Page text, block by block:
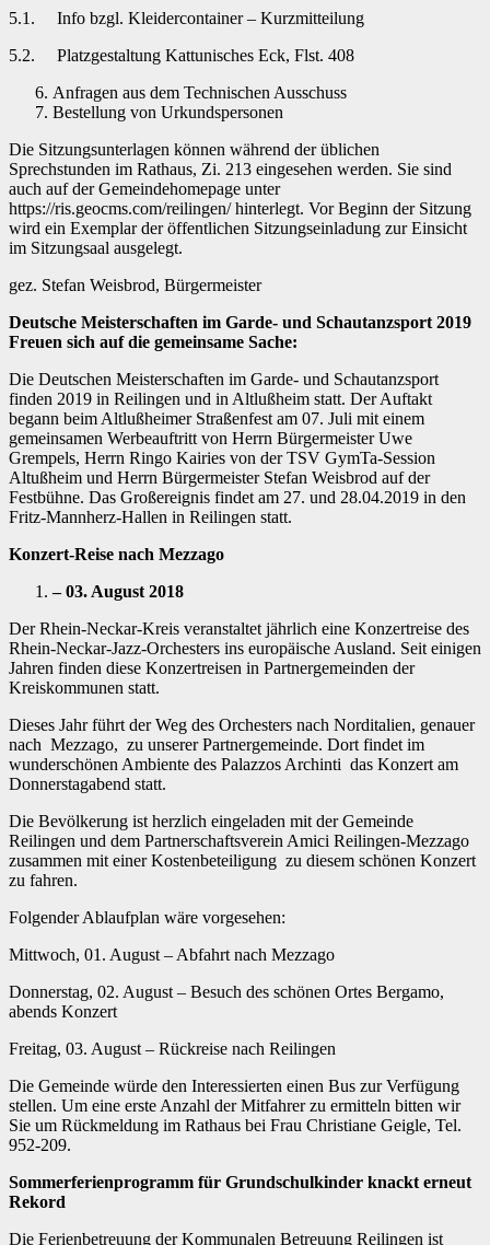
5.1. Info bzgl. Kleidercontainer – Kurzmitteilung
5.2. Platzgestaltung Kattunisches Eck, Flst. 408
Anfragen aus dem Technischen Ausschuss
Bestellung von Urkundspersonen
Die Sitzungsunterlagen können während der üblichen
Sprechstunden im Rathaus, Zi. 213 eingesehen werden. Sie sind
auch auf der Gemeindehomepage unter
https://ris.geocms.com/reilingen/ hinterlegt. Vor Beginn der Sitzung
wird ein Exemplar der öffentlichen Sitzungseinladung zur Einsicht
im Sitzungsaal ausgelegt.
gez. Stefan Weisbrod, Bürgermeister
Deutsche Meisterschaften im Garde- und Schautanzsport 2019
Freuen sich auf die gemeinsame Sache:
Die Deutschen Meisterschaften im Garde- und Schautanzsport
finden 2019 in Reilingen und in Altlußheim statt. Der Auftakt
begann beim Altlußheimer Straßenfest am 07. Juli mit einem
gemeinsamen Werbeauftritt von Herrn Bürgermeister Uwe
Grempels, Herrn Ringo Kairies von der TSV GymTa-Session
Altußheim und Herrn Bürgermeister Stefan Weisbrod auf der
Festbühne. Das Großereignis findet am 27. und 28.04.2019 in den
Fritz-Mannherz-Hallen in Reilingen statt.
Konzert-Reise nach Mezzago
– 03. August 2018
Der Rhein-Neckar-Kreis veranstaltet jährlich eine Konzertreise des
Rhein-Neckar-Jazz-Orchesters ins europäische Ausland. Seit einigen
Jahren finden diese Konzertreisen in Partnergemeinden der
Kreiskommunen statt.
Dieses Jahr führt der Weg des Orchesters nach Norditalien, genauer
nach Mezzago, zu unserer Partnergemeinde. Dort findet im
wunderschönen Ambiente des Palazzos Archinti das Konzert am
Donnerstagabend statt.
Die Bevölkerung ist herzlich eingeladen mit der Gemeinde
Reilingen und dem Partnerschaftsverein Amici Reilingen-Mezzago
zusammen mit einer Kostenbeteiligung zu diesem schönen Konzert
zu fahren.
Folgender Ablaufplan wäre vorgesehen:
Mittwoch, 01. August – Abfahrt nach Mezzago
Donnerstag, 02. August – Besuch des schönen Ortes Bergamo,
abends Konzert
Freitag, 03. August – Rückreise nach Reilingen
Die Gemeinde würde den Interessierten einen Bus zur Verfügung
stellen. Um eine erste Anzahl der Mitfahrer zu ermitteln bitten wir
Sie um Rückmeldung im Rathaus bei Frau Christiane Geigle, Tel.
952-209.
Sommerferienprogramm für Grundschulkinder knackt erneut
Rekord
Die Ferienbetreuung der Kommunalen Betreuung Reilingen ist